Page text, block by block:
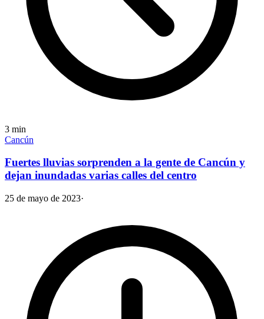
3 min
Cancún
Fuertes lluvias sorprenden a la gente de Cancún y
dejan inundadas varias calles del centro
25 de mayo de 2023·